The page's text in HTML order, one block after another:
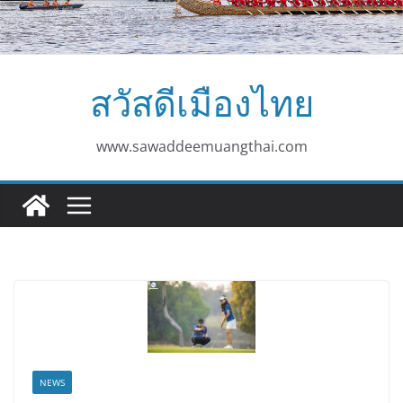
สวัสดีเมืองไทย
www.sawaddeemuangthai.com
NEWS